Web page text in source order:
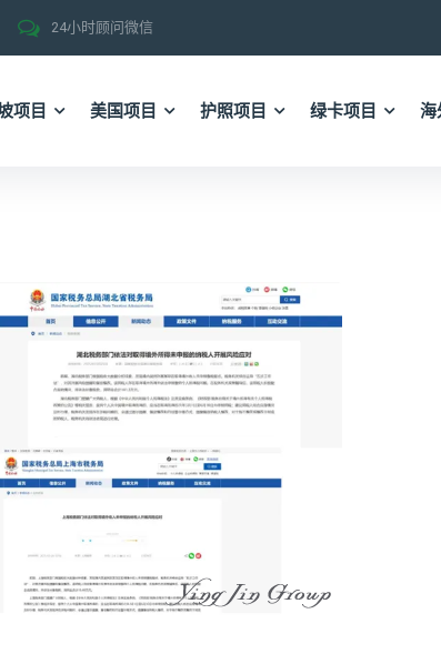
24小时顾问微信
项目 美国项目 护照项目 绿卡项目 海